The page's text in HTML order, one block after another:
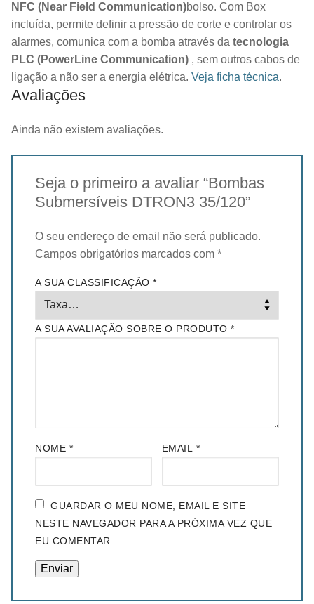
NFC (Near Field Communication)bolso. Com Box
incluída, permite definir a pressão de corte e controlar os
alarmes, comunica com a bomba através da tecnologia
PLC (PowerLine Communication) , sem outros cabos de
ligação a não ser a energia elétrica. Veja ficha técnica.
Avaliações
Ainda não existem avaliações.
Seja o primeiro a avaliar “Bombas
Submersíveis DTRON3 35/120”
O seu endereço de email não será publicado.
Campos obrigatórios marcados com *
A SUA CLASSIFICAÇÃO *
A SUA AVALIAÇÃO SOBRE O PRODUTO *
NOME * EMAIL *
GUARDAR O MEU NOME, EMAIL E SITE
NESTE NAVEGADOR PARA A PRÓXIMA VEZ QUE
EU COMENTAR.